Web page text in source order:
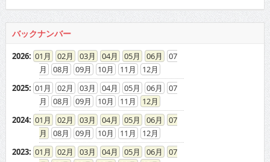
バックナンバー
2026: 01 02 03 04 05 06
07
08
09 10 11
12
2025: 01 02 03 04 05 06
07
08
09 10 11
12
2024: 01 02 03 04 05 06
07
08
09 10 11
12
2023: 01 02 03 04 05 06
07